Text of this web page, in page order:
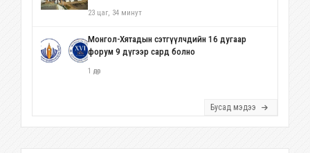
23 цаг, 34 минут
Монгол-Хятадын сэтгүүлчдийн 16 дугаар
форум 9 дүгээр сард болно
1 өдөр
Бусад мэдээ